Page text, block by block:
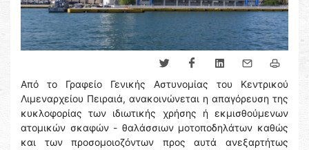
Από το Γραφείο Γενικής Αστυνομίας του Κεντρικού
Λιμεναρχείου Πειραιά, ανακοινώνεται η απαγόρευση της
κυκλοφορίας των ιδιωτικής χρήσης ή εκμισθούμενων
ατομικών σκαφών - θαλάσσιων μοτοποδηλάτων καθώς
και των προσομοιοζόντων προς αυτά ανεξαρτήτως